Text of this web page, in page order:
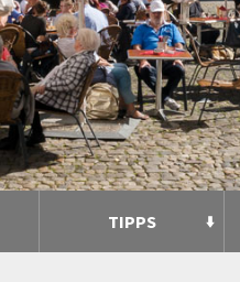
TIPPS